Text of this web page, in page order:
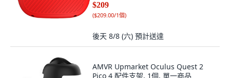
$209
($209.00/1個)
後天 8/8 (六) 預計送達
AMVR Upmarket Oculus Quest 2
Pico 4 配件支架, 1個, 單一商品